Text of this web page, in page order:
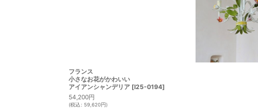
フランス
小さなお花がかわいい
アイアンシャンデリア [I25-0194]
54,200円
(税込: 59,620円)